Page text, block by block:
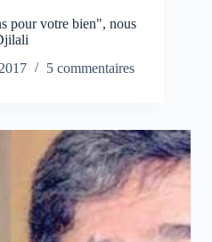
pour votre bien", nous
5 commentaires